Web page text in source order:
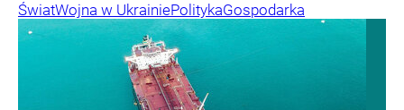
ŚwiatWojna w UkrainiePolitykaGospodarka